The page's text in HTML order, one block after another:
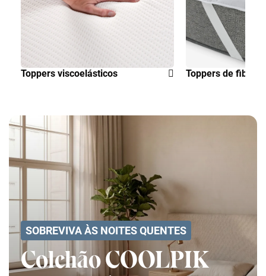
Toppers viscoelásticos Toppers de fibra
SOBREVIVA ÀS NOITES QUENTES
Colchão COOLPIK